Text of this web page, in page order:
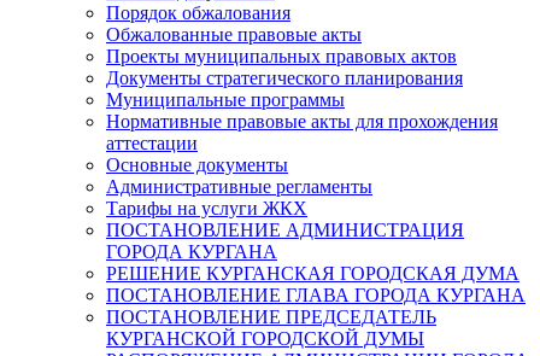
Порядок обжалования
Обжалованные правовые акты
Проекты муниципальных правовых актов
Документы стратегического планирования
Муниципальные программы
Нормативные правовые акты для прохождения
аттестации
Основные документы
Административные регламенты
Тарифы на услуги ЖКХ
ПОСТАНОВЛЕНИЕ АДМИНИСТРАЦИЯ
ГОРОДА КУРГАНА
РЕШЕНИЕ КУРГАНСКАЯ ГОРОДСКАЯ ДУМА
ПОСТАНОВЛЕНИЕ ГЛАВА ГОРОДА КУРГАНА
ПОСТАНОВЛЕНИЕ ПРЕДСЕДАТЕЛЬ
КУРГАНСКОЙ ГОРОДСКОЙ ДУМЫ